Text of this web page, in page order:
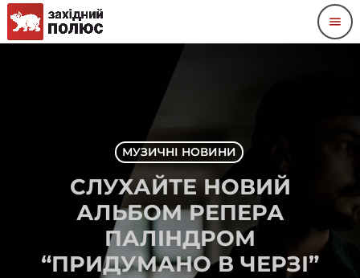
menu
МУЗИЧНІ НОВИНИ
СЛУХАЙТЕ НОВИЙ
АЛЬБОМ РЕПЕРА
ПАЛІНДРОМ
“ПРИДУМАНО В ЧЕРЗІ”